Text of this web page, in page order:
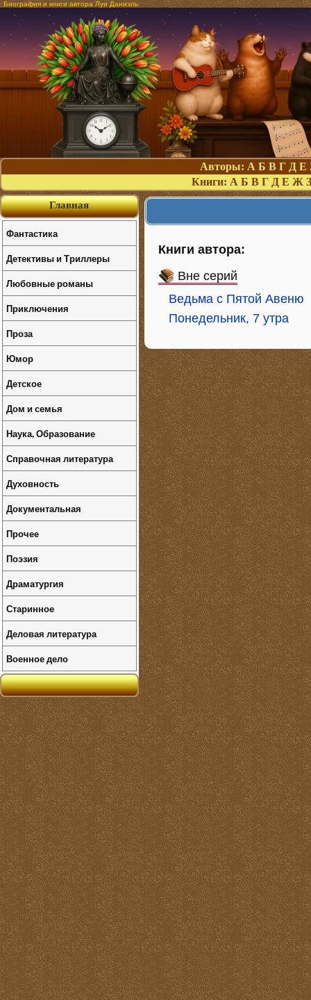
Биография и книги автора Луи Даниэль
Авторы: А Б В Г Д Е
Книги: А Б В Г Д Е Ж З
Книги автора:
Вне серий
Ведьма с Пятой Авеню
Понедельник, 7 утра
Главная
Фантастика
Детективы и Триллеры
Любовные романы
Приключения
Проза
Юмор
Детское
Дом и семья
Наука, Образование
Справочная литература
Духовность
Документальная
Прочее
Поэзия
Драматургия
Старинное
Деловая литература
Военное дело